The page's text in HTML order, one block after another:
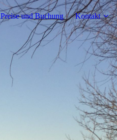
Preise und Buchung Kontakt